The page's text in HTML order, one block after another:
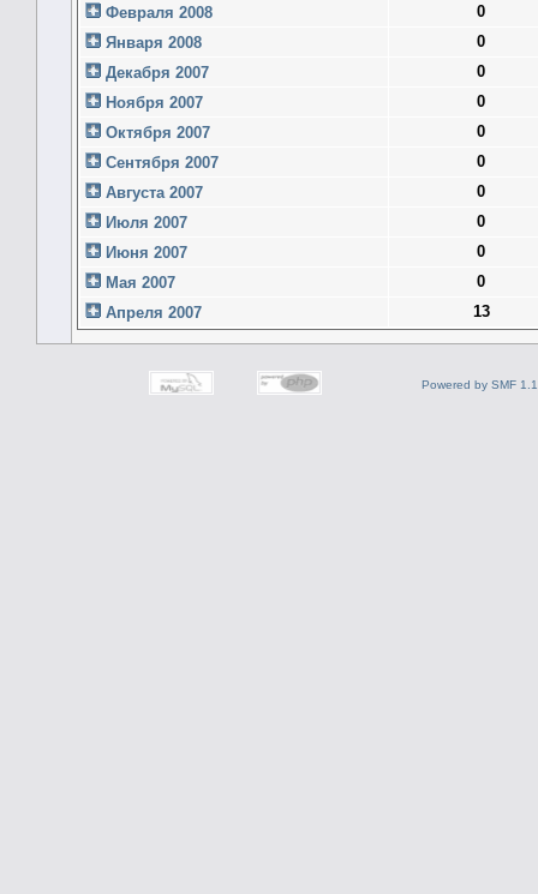
Февраля 2008
0
Января 2008
0
Декабря 2007
0
Ноября 2007
0
Октября 2007
0
Сентября 2007
0
Августа 2007
0
Июля 2007
0
Июня 2007
0
Мая 2007
0
Апреля 2007
13
Powered by SMF